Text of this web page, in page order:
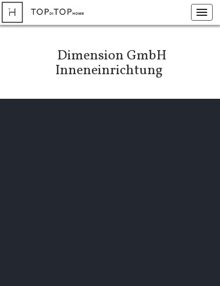
Dimension GmbH
Inneneinrichtung